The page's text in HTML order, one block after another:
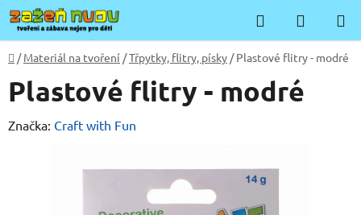
Přejít
na
obsah
Hledat
KOŠÍK
Domů
/ Materiál na tvoření /Třpytky, flitry, písky / Plastové flitry - modré
Plastové flitry - modré
Značka: Craft with Fun